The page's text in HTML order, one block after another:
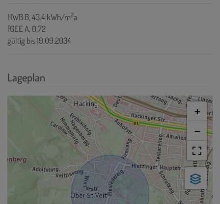
HWBB, 43.4 kWh/m2a
fGEEA, 0,72
gültig bis19.09.2034
Lageplan
+
−